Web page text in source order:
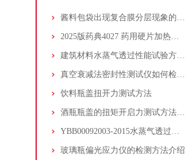
酱料包袋出现复合膜分层现象的原因及预防方案
2025版药典4027 药用硬片加热伸缩率测定法及热缩试验仪介绍
建筑材料水蒸气透过性能试验方法GB17146
真空衰减法密封性测试仪如何检测柔性包装密封性
饮料瓶盖扭开力测试方法
酒瓶瓶盖的扭矩开启力测试方法与仪器介绍
YBB00092003-2015水蒸气透过量测定法第二法电解分析法
玻璃瓶偏光应力仪的检测方法介绍